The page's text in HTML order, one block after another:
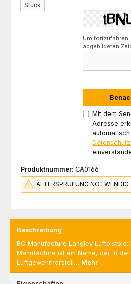
Stück
Um
abgebildeten
Mit dem
Adresse
Produktnummer: CA0166
ALTERSPRÜFUNG NOTWENDIG
Beschreibung
BO Manufacture Langley Luftpistole:
Manufacture ist ein Name, der in
Luftgewehrherstell… Mehr